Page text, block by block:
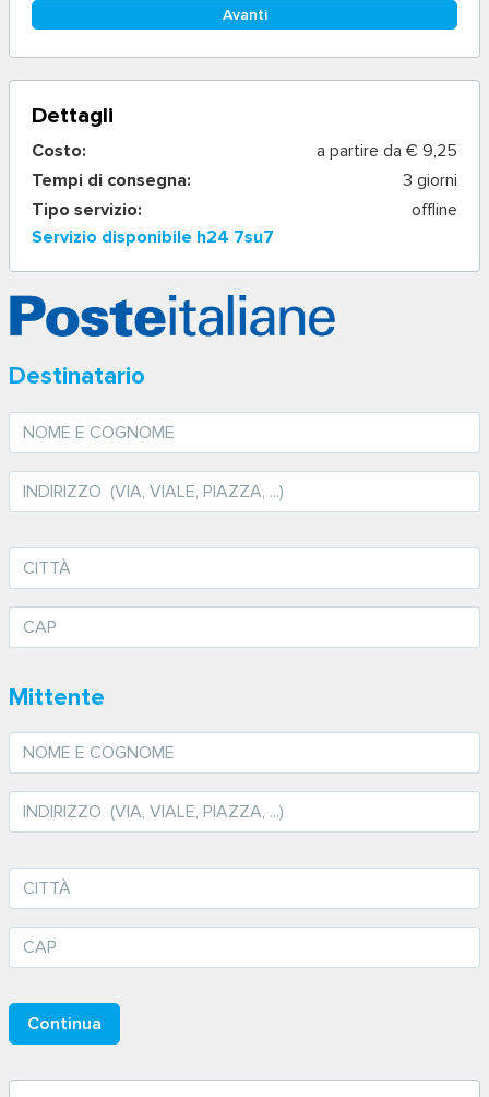
Avanti
Dettagli
Costo:
a partire da € 9,25
Tempi di consegna:
3 giorni
Tipo servizio:
offline
Servizio disponibile h24 7su7
Destinatario
Mittente